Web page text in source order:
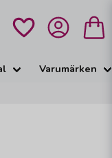
Varumärken